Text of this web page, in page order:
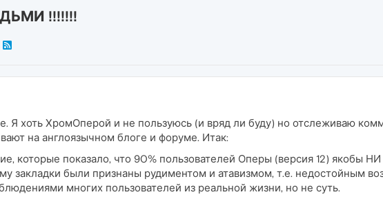
!!!!!!!
Я хоть ХромОперой и не пользуюсь (и вряд ли буду) но отслеживаю
на англоязычном блоге и форуме. Итак:
которые показало, что 90% пользователей Оперы (версия 12) якобы
закладки были признаны рудиментом и атавизмом, т.е. недостойным
многих пользователей из реальной жизни, но не суть.